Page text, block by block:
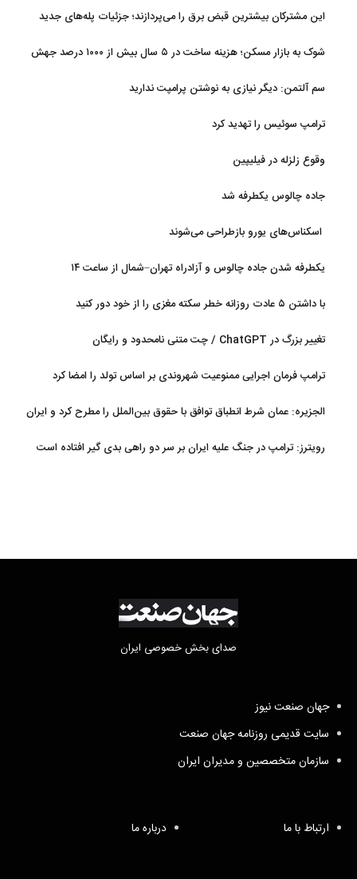
این مشترکان بیشترین قبض برق را می‌پردازند؛ جزئیات پله‌های جدید
شوک به بازار مسکن؛ هزینه ساخت در ۵ سال بیش از ۱۰۰۰ درصد جهش
سم آلتمن: دیگر نیازی به نوشتن پرامپت ندارید
ترامپ سوئیس را تهدید کرد
وقوع زلزله در فیلیپین
جاده چالوس یکطرفه شد
اسکناس‌های یورو بازطراحی می‌شوند
یکطرفه شدن جاده چالوس و آزادراه تهران–شمال از ساعت ۱۴
با داشتن ۵ عادت روزانه خطر سکته مغزی را از خود دور کنید
تغییر بزرگ در ChatGPT / چت متنی نامحدود و رایگان
ترامپ فرمان اجرایی ممنوعیت شهروندی بر اساس تولد را امضا کرد
الجزیره: عمان شرط انطباق توافق با حقوق بین‌الملل را مطرح کرد و ایران
رویترز: ترامپ در جنگ علیه ایران بر سر دو راهی بدی گیر افتاده است
صدای بخش خصوصی ایران
جهان صنعت نیوز
سایت قدیمی روزنامه جهان صنعت
سازمان متخصصین و مدیران ایران
ارتباط با ما درباره ما